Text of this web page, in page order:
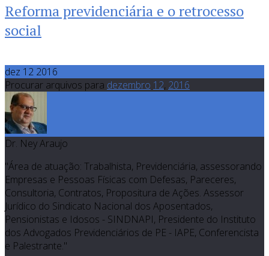
Reforma previdenciária e o retrocesso
social
dez 12 2016
Procurar arquivos para dezembro 12, 2016
Dr. Ney Araujo
"Área de atuação: Trabalhista, Previdenciária, assessorando
Empresas e Pessoas Físicas com Defesas, Pareceres,
Consultoria, Contratos, Propositura de Ações. Assessor
Jurídico do Sindicato Nacional dos Aposentados,
Pensionistas e Idosos - SINDNAPI, Presidente do Instituto
dos Advogados Previdenciários de PE - IAPE, Conferencista
e Palestrante."